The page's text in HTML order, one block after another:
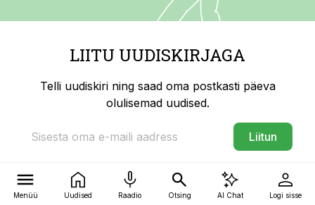
LIITU UUDISKIRJAGA
Telli uudiskiri ning saad oma postkasti päeva
olulisemad uudised.
Liitun
Menüü Uudised Raadio Otsing AI Chat Logi sisse